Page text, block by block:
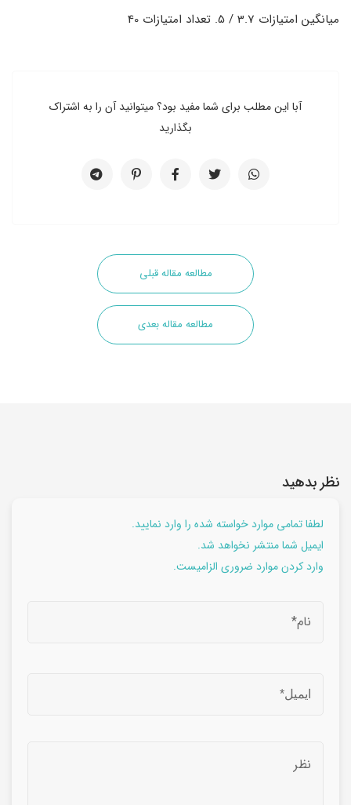
میانگین امتیازات 3.7 / 5. تعداد امتیازات 40
آبا این مطلب برای شما مفید بود؟ میتوانید آن را به اشتراک
بگذارید
مطالعه مقاله قبلی
مطالعه مقاله بعدی
نظر بدهید
لطفا تمامی موارد خواسته شده را وارد نمایید.
ایمیل شما منتشر نخواهد شد.
وارد کردن موارد ضروری الزامیست.